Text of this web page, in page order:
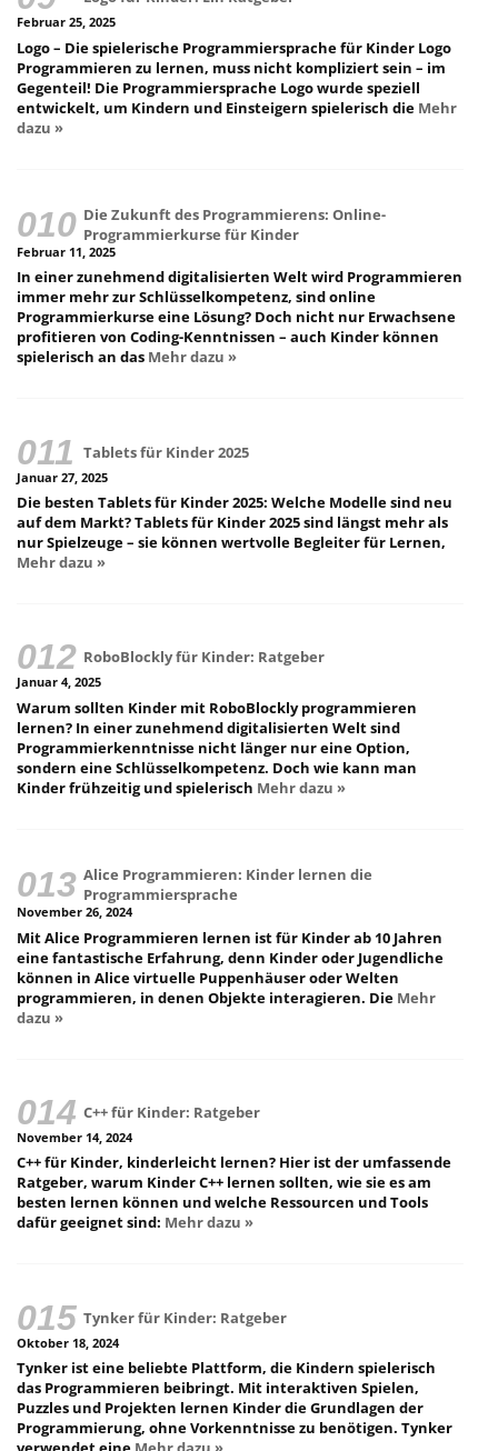
Februar 25, 2025
Logo – Die spielerische Programmiersprache für Kinder Logo
Programmieren zu lernen, muss nicht kompliziert sein – im
Gegenteil! Die Programmiersprache Logo wurde speziell
entwickelt, um Kindern und Einsteigern spielerisch die Mehr
dazu »
Die Zukunft des Programmierens: Online-
Programmierkurse für Kinder
Februar 11, 2025
In einer zunehmend digitalisierten Welt wird Programmieren
immer mehr zur Schlüsselkompetenz, sind online
Programmierkurse eine Lösung? Doch nicht nur Erwachsene
profitieren von Coding-Kenntnissen – auch Kinder können
spielerisch an das Mehr dazu »
Tablets für Kinder 2025
Januar 27, 2025
Die besten Tablets für Kinder 2025: Welche Modelle sind neu
auf dem Markt? Tablets für Kinder 2025 sind längst mehr als
nur Spielzeuge – sie können wertvolle Begleiter für Lernen,
Mehr dazu »
RoboBlockly für Kinder: Ratgeber
Januar 4, 2025
Warum sollten Kinder mit RoboBlockly programmieren
lernen? In einer zunehmend digitalisierten Welt sind
Programmierkenntnisse nicht länger nur eine Option,
sondern eine Schlüsselkompetenz. Doch wie kann man
Kinder frühzeitig und spielerisch Mehr dazu »
Alice Programmieren: Kinder lernen die
Programmiersprache
November 26, 2024
Mit Alice Programmieren lernen ist für Kinder ab 10 Jahren
eine fantastische Erfahrung, denn Kinder oder Jugendliche
können in Alice virtuelle Puppenhäuser oder Welten
programmieren, in denen Objekte interagieren. Die Mehr
dazu »
C++ für Kinder: Ratgeber
November 14, 2024
C++ für Kinder, kinderleicht lernen? Hier ist der umfassende
Ratgeber, warum Kinder C++ lernen sollten, wie sie es am
besten lernen können und welche Ressourcen und Tools
dafür geeignet sind: Mehr dazu »
Tynker für Kinder: Ratgeber
Oktober 18, 2024
Tynker ist eine beliebte Plattform, die Kindern spielerisch
das Programmieren beibringt. Mit interaktiven Spielen,
Puzzles und Projekten lernen Kinder die Grundlagen der
Programmierung, ohne Vorkenntnisse zu benötigen. Tynker